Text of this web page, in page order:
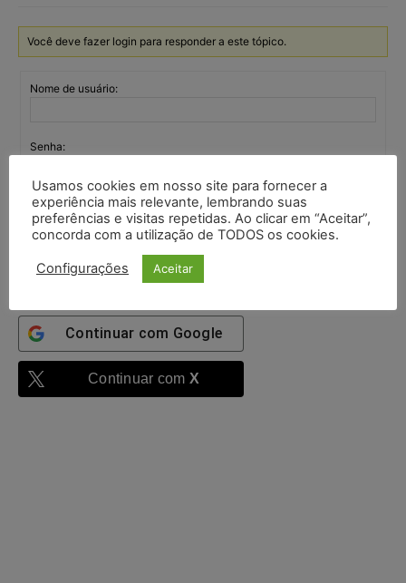
Você deve fazer login para responder a este tópico.
Nome de usuário:
Senha:
Mantenha-me
autenticado
Continuar com Google
Continuar com X
Usamos cookies em nosso site para fornecer a
experiência mais relevante, lembrando suas
preferências e visitas repetidas. Ao clicar em “Aceitar”,
concorda com a utilização de TODOS os cookies.
Configurações Aceitar